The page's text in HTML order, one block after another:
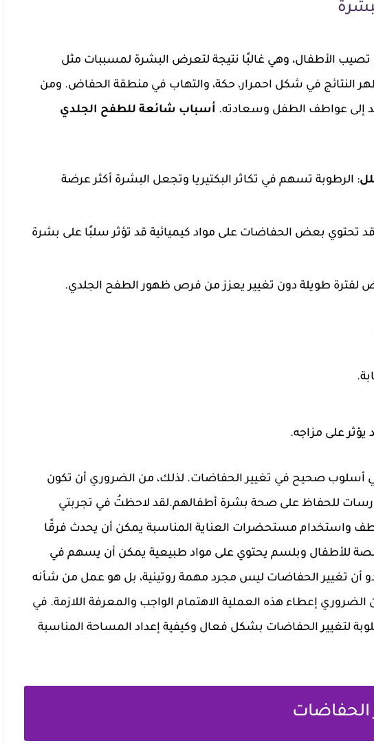
الأطفال، وهي غالبًا نتيجة لتعرض البشرة لمسببات مثل
النتائج في شكل احمرار، حكة، والتهاب في منطقة الحفاض. ومن
إلى عواطف الطفل وسعادته. أسباب شائعة للطفح الجلدي
: الرطوبة تسهم في تكاثر البكتيريا وتجعل البشرة أكثر عرضة
تحتوي بعض الحفاضات على مواد كيميائية قد تؤثر سلبًا على بشرة
لفترة طويلة دون تغيير يعزز من فرص ظهور الطفح الجلدي.
على مزاجه.
أسلوب صحيح في تغيير الحفاضات. لذلك، من الضروري أن تكون
للحفاظ على صحة بشرة أطفالهم.لقد لاحظتُ في تجربتي
واستخدام مستحضرات العناية المناسبة يمكن أن يحدث فرقًا
للأطفال وبلسم يحتوي على مواد طبيعية يمكن أن يسهم في
أن تغيير الحفاضات ليس مجرد مهمة روتينية، بل هو عمل من شأنه
الضروري إعطاء هذه العملية الاهتمام الواجب والمعرفة اللازمة. في
لتغيير الحفاضات بشكل فعال وكيفية إعداد المساحة المناسبة
الحفاضات